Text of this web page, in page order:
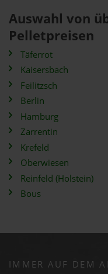
Auswahl von
Pelletpreisen
Täferrot
Kaisersbach
Feilitzsch
Berlin
Hamburg
Zarrentin
Krefeld
Oberwiesen
Reinfeld (Holstein)
Bous
IMMER AUF DEM